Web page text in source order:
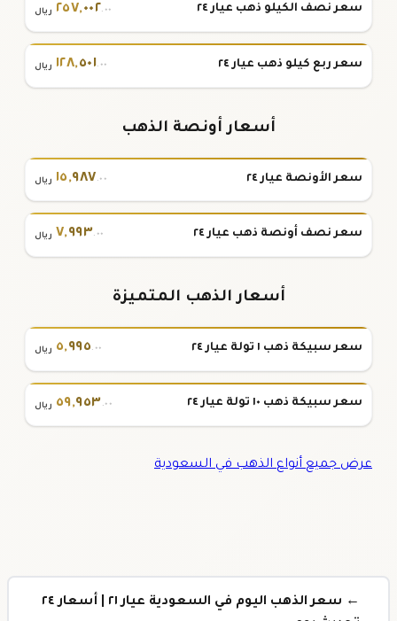
سعر نصف الكيلو ذهب عيار ٢٤ ٢٥٧,٠٠٢.٠٠ ريال
سعر ربع كيلو ذهب عيار ٢٤ ١٢٨,٥٠١.٠٠ ريال
أسعار أونصة الذهب
سعر الأونصة عيار ٢٤ ١٥,٩٨٧.٠٠ ريال
سعر نصف أونصة ذهب عيار ٢٤ ٧,٩٩٣.٠٠ ريال
أسعار الذهب المتميزة
سعر سبيكة ذهب ١ تولة عيار ٢٤ ٥,٩٩٥.٠٠ ريال
سعر سبيكة ذهب ١٠ تولة عيار ٢٤ ٥٩,٩٥٣.٠٠ ريال
عرض جميع أنواع الذهب في السعودية
← سعر الذهب اليوم في السعودية عيار ٢١ | أسعار ٢٤